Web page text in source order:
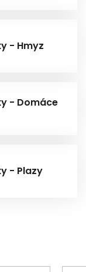
- Hmyz
- Domáce
- Plazy